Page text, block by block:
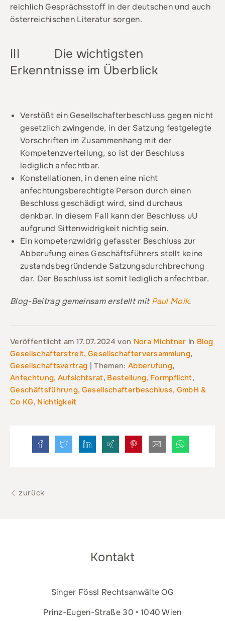
reichlich Gesprächsstoff in der deutschen und auch
österreichischen Literatur sorgen.
III Die wichtigsten
Erkenntnisse im Überblick
Verstößt ein Gesellschafterbeschluss gegen nicht
gesetzlich zwingende, in der Satzung festgelegte
Vorschriften im Zusammenhang mit der
Kompetenzverteilung, so ist der Beschluss
lediglich anfechtbar.
Konstellationen, in denen eine nicht
anfechtungsberechtigte Person durch einen
Beschluss geschädigt wird, sind durchaus
denkbar. In diesem Fall kann der Beschluss uU
aufgrund Sittenwidrigkeit nichtig sein.
Ein kompetenzwidrig gefasster Beschluss zur
Abberufung eines Geschäftsführers stellt keine
zustandsbegründende Satzungsdurchbrechung
dar. Der Beschluss ist somit lediglich anfechtbar.
Blog-Beitrag gemeinsam erstellt mitPaul Moik.
Veröffentlicht am 17.07.2024 von Nora Michtner in Blog
Gesellschafterstreit,Gesellschafterversammlung,
Gesellschaftsvertrag | Themen: Abberufung,
Anfechtung, Aufsichtsrat, Bestellung, Formpflicht,
Geschäftsführung, Gesellschafterbeschluss, GmbH &
Co KG, Nichtigkeit
zurück
Kontakt
Singer Fössl Rechtsanwälte OG
Prinz-Eugen-Straße 30 • 1040 Wien